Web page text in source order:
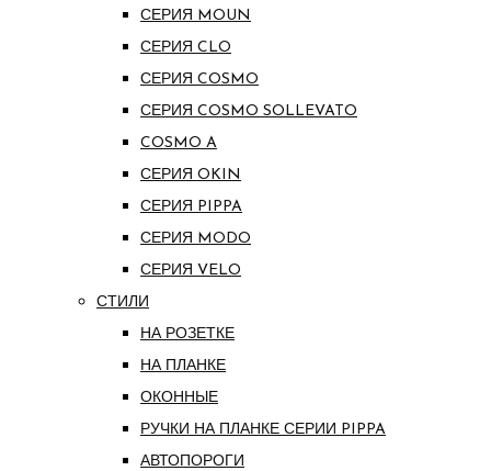
СЕРИЯ MOUN
СЕРИЯ CLO
СЕРИЯ COSMO
СЕРИЯ COSMO SOLLEVATO
COSMO A
СЕРИЯ OKIN
СЕРИЯ PIPPA
СЕРИЯ MODO
СЕРИЯ VELO
СТИЛИ
НА РОЗЕТКЕ
НА ПЛАНКЕ
ОКОННЫЕ
РУЧКИ НА ПЛАНКЕ СЕРИИ PIPPA
АВТОПОРОГИ